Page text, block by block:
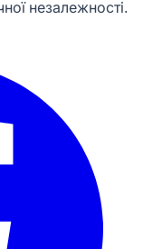
незалежності.